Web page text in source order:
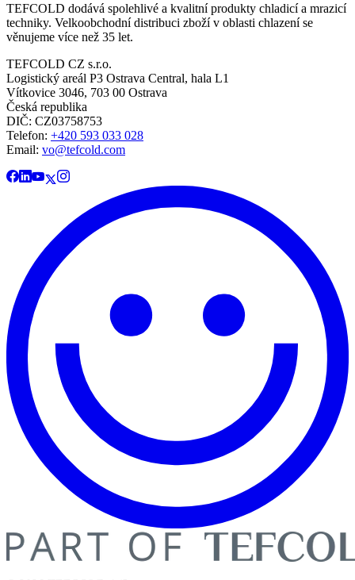
TEFCOLD dodává spolehlivé a kvalitní produkty chladicí a mrazicí
techniky. Velkoobchodní distribuci zboží v oblasti chlazení se
věnujeme více než 35 let.
TEFCOLD CZ s.r.o.
Logistický areál P3 Ostrava Central, hala L1
Vítkovice 3046, 703 00 Ostrava
Česká republika
DIČ: CZ03758753​​​​​​
Telefon: +420 593 033 028
Email: vo@tefcold.com